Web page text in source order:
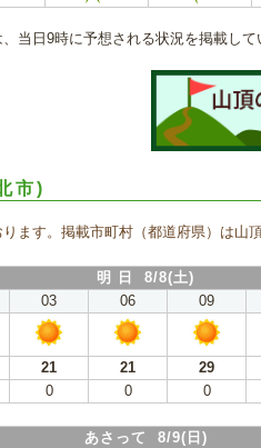
当日9時に予想される状況を掲載して
市)
ます。掲載市町村（都道府県）は山
明 日 8/8(土)
03 06 09
21 21 29
0 0 0
あさって 8/9(日)